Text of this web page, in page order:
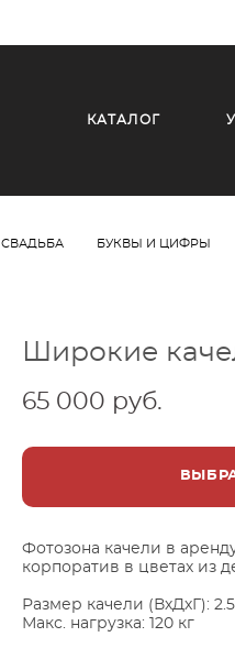
КАТАЛОГ
СВАДЬБА БУКВЫ И ЦИФРЫ
Широкие
65 000 pуб.
Фотозона качели в
корпоратив в цветах из
Размер качели (ВхДхГ):
Макс. нагрузка: 120 кг